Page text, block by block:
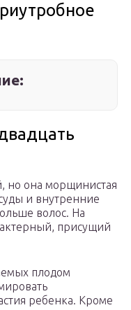
но она морщинистая
и внутренние
волос. На
присущий
плодом
ребенка. Кроме